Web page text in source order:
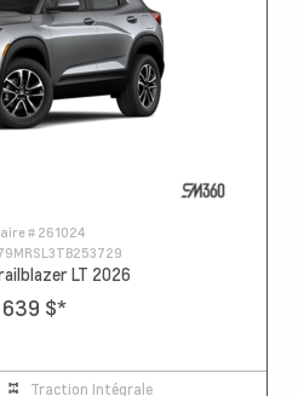
# 261024
LT 2026
$*
Traction Intégrale